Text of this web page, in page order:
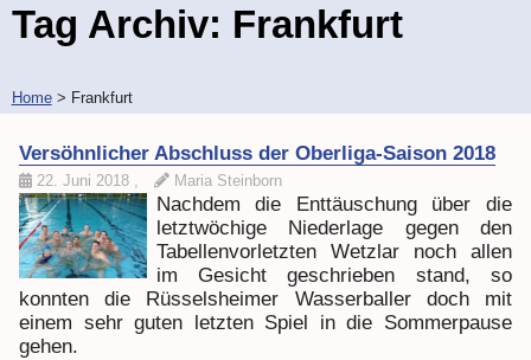
Tag Archiv: Frankfurt
Home> Frankfurt
Versöhnlicher Abschluss der Oberliga-Saison 2018
22. Juni 2018 , Maria Steinborn
Nachdem die Enttäuschung über die
letztwöchige Niederlage gegen den
Tabellenvorletzten Wetzlar noch allen
im Gesicht geschrieben stand, so
konnten die Rüsselsheimer Wasserballer doch mit
einem sehr guten letzten Spiel in die Sommerpause
gehen.